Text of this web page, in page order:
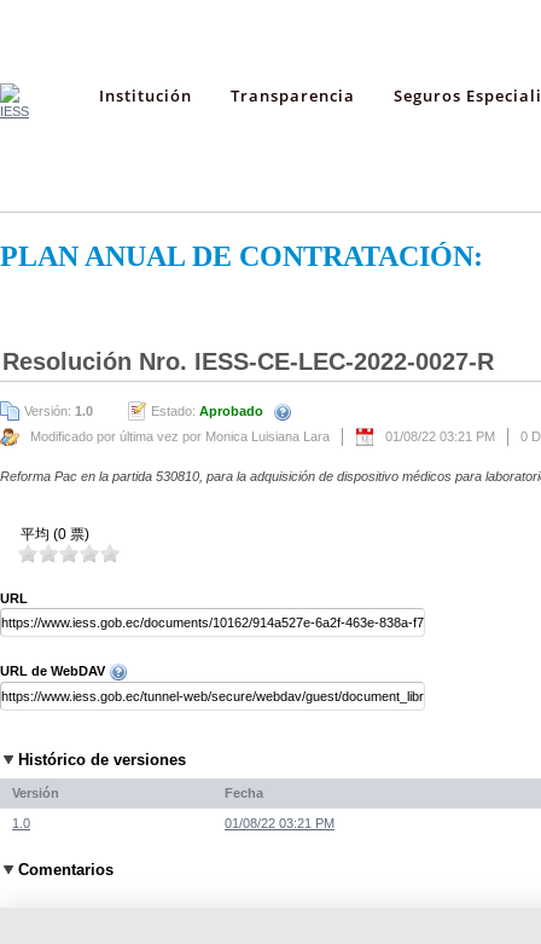
Institución Transparencia Seguros
PLAN ANUAL DE CONTRATACIÓN:
Resolución Nro. IESS-CE-LEC-2022-0027-R
Versión: 1.0 Estado: Aprobado
Modificado por última vez por Monica Luisiana Lara
01/08/22 03:21 PM 0
Reforma Pac en la partida 530810, para la adquisición de dispositivo médicos para
平均 (0 票)
URL
URL de WebDAV
Histórico de versiones
Versión Fecha
1.0 01/08/22 03:21 PM
Comentarios